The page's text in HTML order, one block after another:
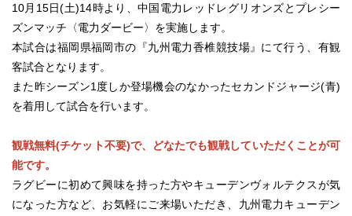
10月15日(土)14時より、中国電力レッドレグリオンズとプレシー
ズンマッチ〈電力ダービー〉を実施します。
本試合は福岡県福岡市の『九州電力香椎競技場』にて行う、有観
客試合となります。
また昨シーズン1度しか登場機会のなかったセカンドジャージ(青)
を着用して試合を行います。
観戦無料(チケット不要)で、どなたでも観戦していただくことが可
能です。
ラグビーに初めて興味を持った方やキューデンヴォルテクスが気
になった方など、お気軽にご来場いただき、九州電力キューデン